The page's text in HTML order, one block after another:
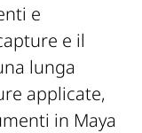
e
e il
lunga
applicate,
in Maya